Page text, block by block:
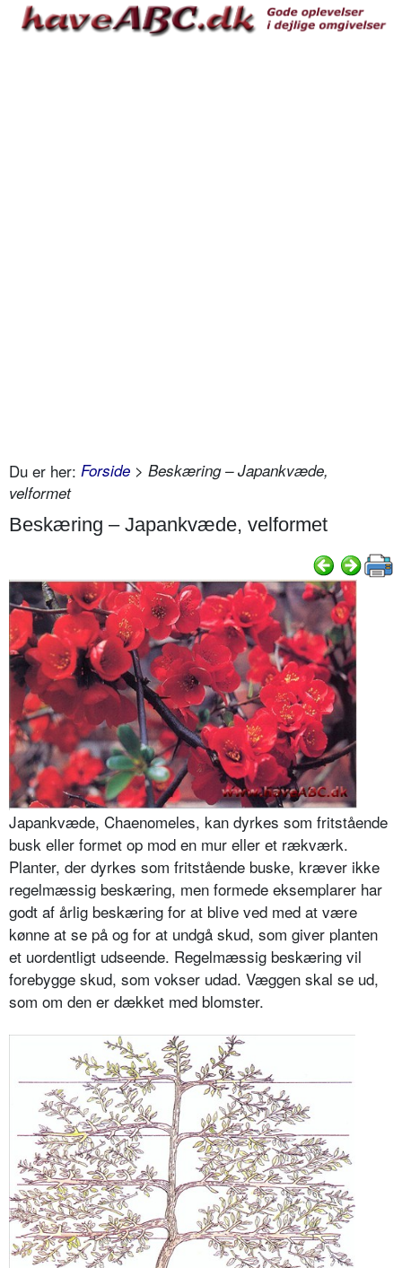
Du er her: Forside > Beskæring – Japankvæde,
velformet
Beskæring – Japankvæde, velformet
Japankvæde, Chaenomeles, kan dyrkes som fritstående
busk eller formet op mod en mur eller et rækværk.
Planter, der dyrkes som fritstående buske, kræver ikke
regelmæssig beskæring, men formede eksemplarer har
godt af årlig beskæring for at blive ved med at være
kønne at se på og for at undgå skud, som giver planten
et uordentligt udseende. Regelmæssig beskæring vil
forebygge skud, som vokser udad. Væggen skal se ud,
som om den er dækket med blomster.